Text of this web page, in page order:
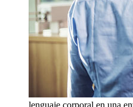
lenguaje corporal en una